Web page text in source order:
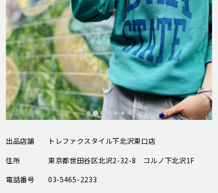
出品店舗
トレファクスタイル下北沢東口店
住所
東京都世田谷区北沢2-32-8 コルノ下北沢1F
電話番号
03-5465-2233